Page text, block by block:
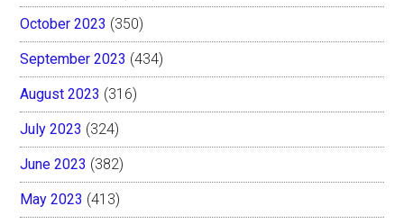
October 2023 (350)
September 2023 (434)
August 2023 (316)
July 2023 (324)
June 2023 (382)
May 2023 (413)